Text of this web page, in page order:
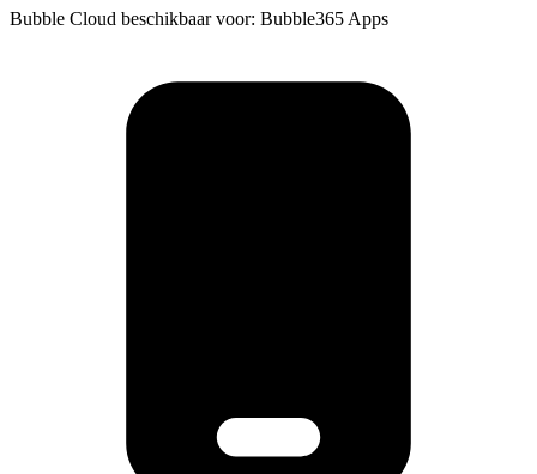
Bubble Cloud beschikbaar voor: Bubble365 Apps